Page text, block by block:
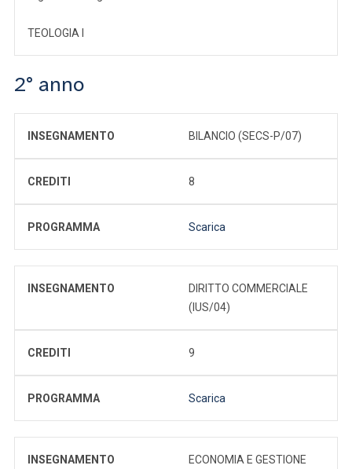
TEOLOGIA I
2° anno
INSEGNAMENTO BILANCIO (SECS-P/07)
CREDITI 8
PROGRAMMA Scarica
INSEGNAMENTO
DIRITTO COMMERCIALE
(IUS/04)
CREDITI 9
PROGRAMMA Scarica
INSEGNAMENTO
ECONOMIA E GESTIONE